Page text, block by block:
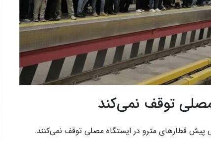
مصلی توقف نمی‌کند
پیش قطارهای مترو در ایستگاه مصلی توقف نمی‌کنند.